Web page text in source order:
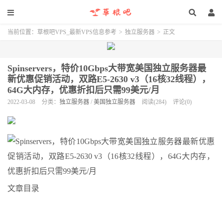
当前位置： 草根吧VPS_最新VPS信息参考 > 独立服务器 > 正文
Spinservers，特价10Gbps大带宽美国独立服务器最
新优惠促销活动，双路E5-2630 v3（16核32线程），
64G大内存，优惠折扣后只需99美元/月
2022-03-08 分类： 独立服务器 / 美国独立服务器 阅读(284) 评论(0)
文章目录